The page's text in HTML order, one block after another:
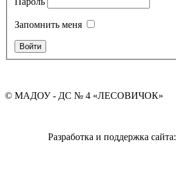
Запомнить меня
© МАДОУ - ДС № 4 «ЛЕСОВИЧОК»
Разработка и поддержка сайта: